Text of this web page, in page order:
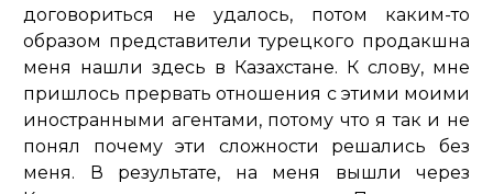
договориться не удалось, потом каким-то
образом представители турецкого продакшна
меня нашли здесь в Казахстане. К слову, мне
пришлось прервать отношения с этими моими
иностранными агентами, потому что я так и не
понял почему эти сложности решались без
меня. В результате, на меня вышли через